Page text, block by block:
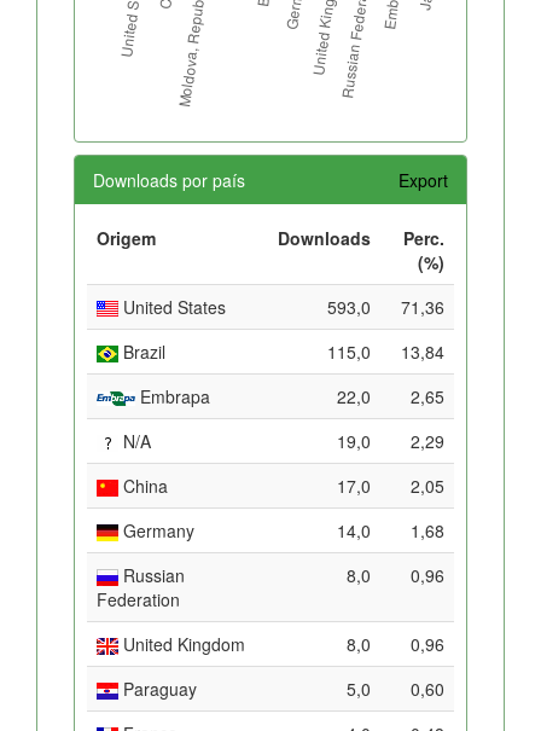
Downloads por país Export
Origem Downloads
Perc.
(%)
United States
593,0
71,36
Brazil
115,0
13,84
Embrapa
22,0
2,65
N/A
19,0
2,29
China
17,0
2,05
Germany
14,0
1,68
Russian
Federation
8,0 0,96
United Kingdom 8,0
0,96
Paraguay
5,0
0,60